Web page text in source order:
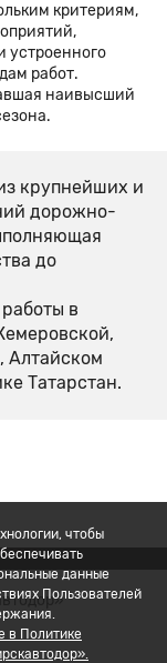
критериям,
устроенного
работ.
наивысший
крупнейших и
дорожно-
до
в
Алтайском
Татарстан.
чтобы
данные
Пользователей
в Политике